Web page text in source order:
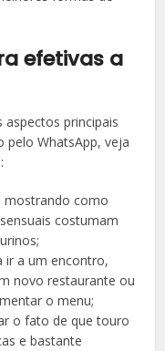
efetivas a
principais
WhatsApp, veja
mostrando como
costumam
ir a um encontro,
novo restaurante ou
o menu;
o fato de que touro
e bastante